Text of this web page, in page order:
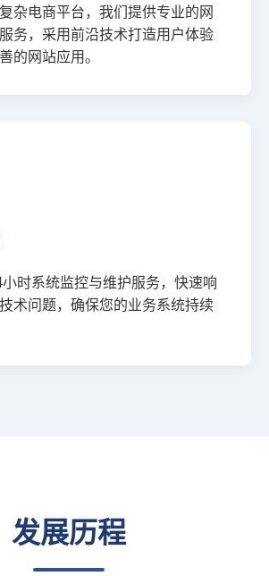
杂电商平台，我们提供专业的网
务，采用前沿技术打造用户体验
的网站应用。
时系统监控与维护服务，快速响
术问题，确保您的业务系统持续
发展历程